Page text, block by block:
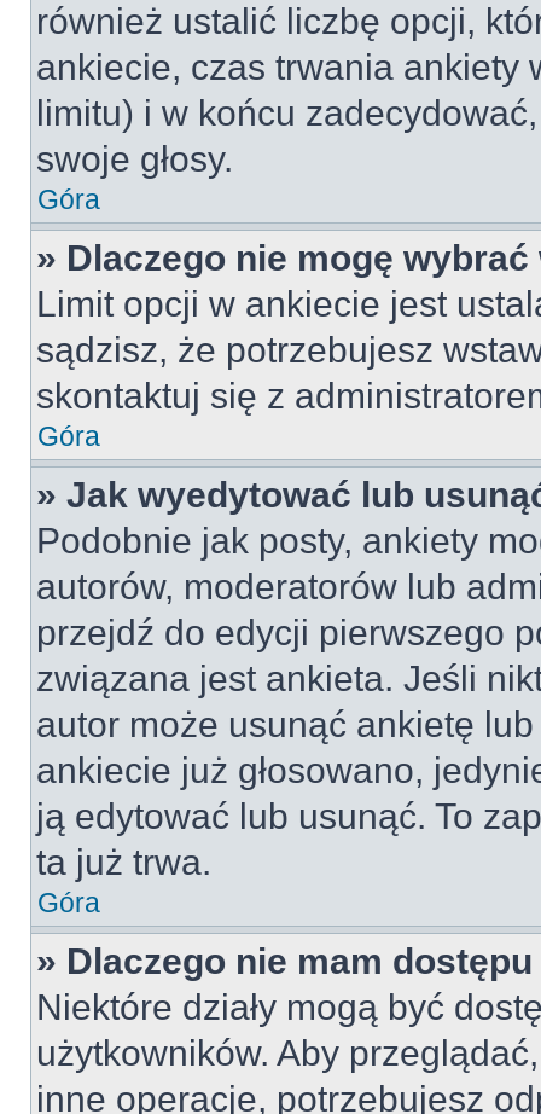
również ustalić liczbę opcji,
ankiecie, czas trwania ankiety
limitu) i w końcu
swoje głosy.
Góra
» Dlaczego nie mogę
Limit opcji w ankiecie jest
sądzisz, że potrzebujesz
skontaktuj się z
Góra
» Jak wyedytować lub
Podobnie jak posty, ankiety
autorów, moderatorów lub
przejdź do edycji pierwszego
związana jest ankieta. Jeśli
autor może usunąć ankietę
ankiecie już głosowano,
ją edytować lub usunąć. To
ta już trwa.
Góra
» Dlaczego nie mam dostępu
Niektóre działy mogą być
użytkowników. Aby
inne operacje, potrzebujesz